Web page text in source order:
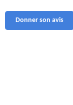
Donner son avis